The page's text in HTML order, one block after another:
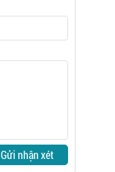
Gửi nhận xét